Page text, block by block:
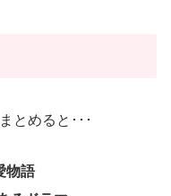
とめると･･･
物語